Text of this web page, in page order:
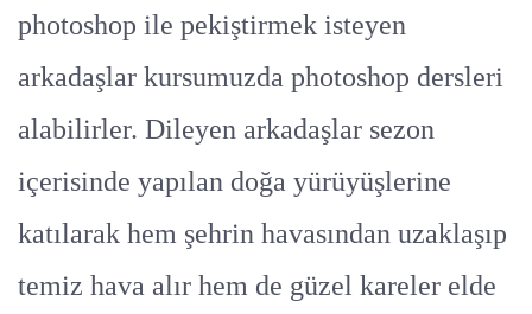
photoshop ile pekiştirmek isteyen
arkadaşlar kursumuzda photoshop dersleri
alabilirler. Dileyen arkadaşlar sezon
içerisinde yapılan doğa yürüyüşlerine
katılarak hem şehrin havasından uzaklaşıp
temiz hava alır hem de güzel kareler elde